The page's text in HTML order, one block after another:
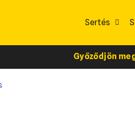
Sertés
Győződjön